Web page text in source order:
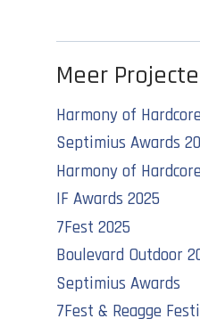
Meer
Harmony of
Septimius Awards
Harmony of
IF Awards 2025
7Fest 2025
Boulevard Outdoor
Septimius Awards
7Fest & Reagge